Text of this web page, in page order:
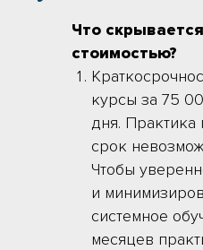
Что
стоимостью?
курсы за 75
дня. Практика
срок
Чтобы
и
системное
месяцев